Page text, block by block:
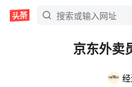
京东外卖